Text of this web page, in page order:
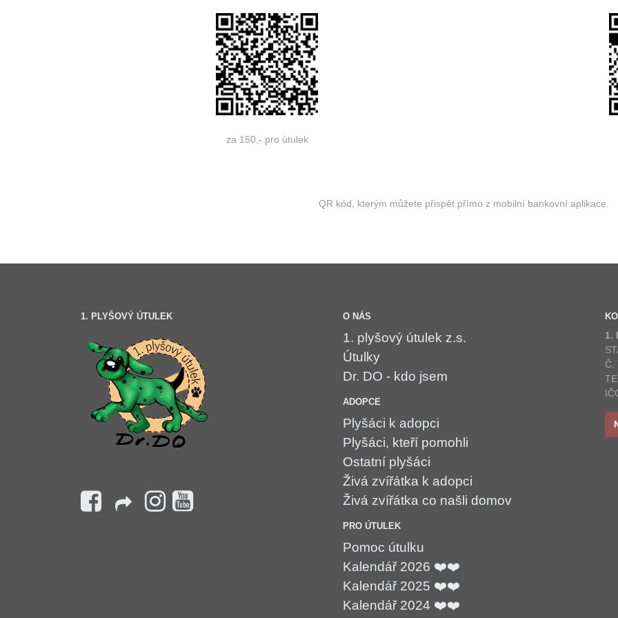
za 150,- pro útulek
QR kód, kterým můžete přispět přímo z mobilní bankovní aplikace.
1. PLYŠOVÝ ÚTULEK O NÁS
1. plyšový útulek z.s.
Útulky
Dr. DO - kdo jsem
ADOPCE
Plyšáci k adopci
Plyšáci, kteří pomohli
Ostatní plyšáci
Živá zvířátka k adopci
Živá zvířátka co našli domov
PRO ÚTULEK
Pomoc útulku
Kalendář 2026 ❤️❤️
Kalendář 2025 ❤️❤️
Kalendář 2024 ❤️❤️
1.
Č.